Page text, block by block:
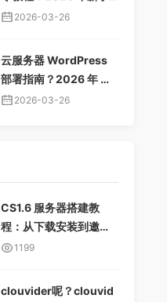
入门指南，常用命令大
2026-03-26
云服务器 WordPress
部署指南？2026 年 Wo
rdPress 安装配置教
2026-03-26
CS1.6 服务器搭建教
程：从下载安装到邀请
好友畅玩
1199
clouvider呢？clouvid